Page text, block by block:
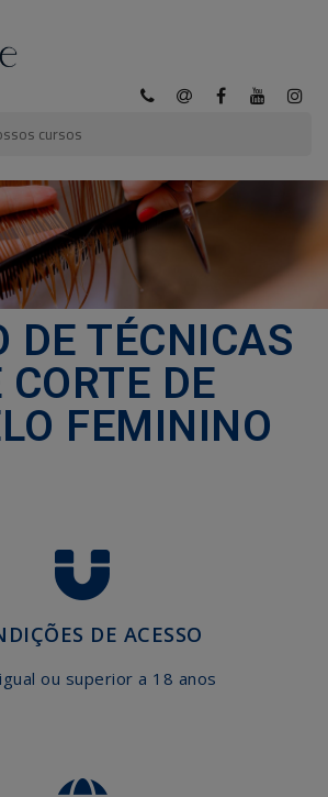
DE TÉCNICAS
CORTE DE
FEMININO
DE ACESSO
ou superior a 18 anos